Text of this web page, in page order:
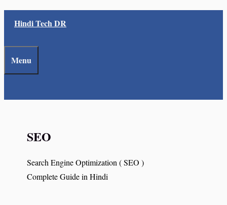
content
Hindi Tech DR
Menu
SEO
Search Engine Optimization ( SEO )
Complete Guide in Hindi